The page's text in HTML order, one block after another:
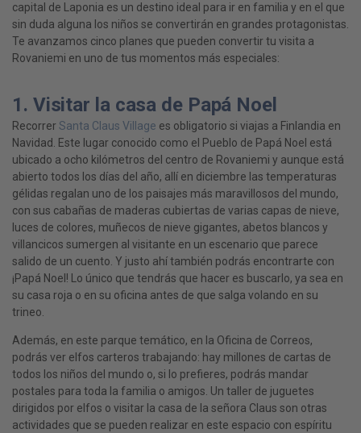
capital de Laponia es un destino ideal para ir en familia y en el que
sin duda alguna los niños se convertirán en grandes protagonistas.
Te avanzamos cinco planes que pueden convertir tu visita a
Rovaniemi en uno de tus momentos más especiales:
1. Visitar la casa de Papá Noel
RecorrerSanta Claus Village es obligatorio si viajas a Finlandia en
Navidad. Este lugar conocido como el Pueblo de Papá Noel está
ubicado a ocho kilómetros del centro de Rovaniemi y aunque está
abierto todos los días del año, allí en diciembre las temperaturas
gélidas regalan uno de los paisajes más maravillosos del mundo,
con sus cabañas de maderas cubiertas de varias capas de nieve,
luces de colores, muñecos de nieve gigantes, abetos blancos y
villancicos sumergen al visitante en un escenario que parece
salido de un cuento. Y justo ahí también podrás encontrarte con
¡Papá Noel! Lo único que tendrás que hacer es buscarlo, ya sea en
su casa roja o en su oficina antes de que salga volando en su
trineo.
Además, en este parque temático, en la Oficina de Correos,
podrás ver elfos carteros trabajando: hay millones de cartas de
todos los niños del mundo o, si lo prefieres, podrás mandar
postales para toda la familia o amigos. Un taller de juguetes
dirigidos por elfos o visitar la casa de la señora Claus son otras
actividades que se pueden realizar en este espacio con espíritu